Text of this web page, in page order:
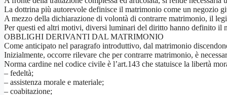
La dottrina più autorevole definisce il matrimonio come un negozio
A mezzo della dichiarazione di volontà di contrarre matrimonio, il
Per questi ed altri motivi, diversi luminari del diritto hanno definito il
OBBLIGHI DERIVANTI DAL MATRIMONIO
Come anticipato nel paragrafo introduttivo, dal matrimonio
Inizialmente, occorre rilevare che per contrarre matrimonio, è
Norma cardine nel codice civile è l’art.143 che statuisce la libertà
– fedeltà;
– assistenza morale e materiale;
– coabitazione;